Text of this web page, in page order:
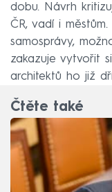
dobu. Návrh
ČR, vadí i
samosprávy,
zakazuje vytvořit
architektů ho již
Čtěte také